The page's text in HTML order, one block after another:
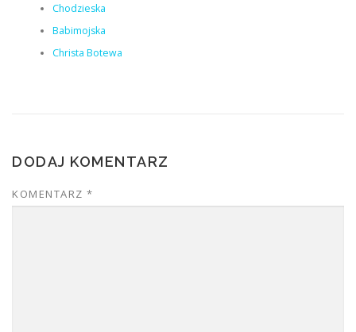
Chodzieska
Babimojska
Christa Botewa
DODAJ KOMENTARZ
KOMENTARZ *